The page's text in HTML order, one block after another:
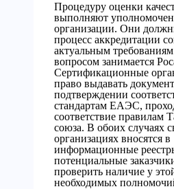
Процедуру оценки
выполняют
организации. Они
процесс аккредитации
актуальным
вопросом занимается
Сертификационные
право выдавать
подтверждении
стандартам ЕАЭС,
соответствие правилам
союза. В обоих случаях
организациях вносятся в
информационные
потенциальные
проверить наличие у
необходимых